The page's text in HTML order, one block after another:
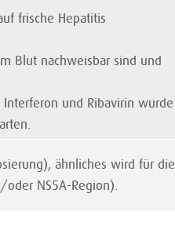
frische Hepatitis
Blut nachweisbar sind und
und Ribavirin wurde
ähnliches wird für die
NS5A-Region).